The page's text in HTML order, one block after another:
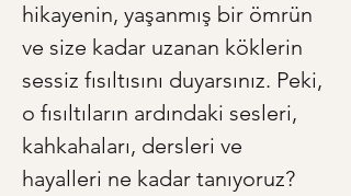
hikayenin, yaşanmış bir ömrün
ve size kadar uzanan köklerin
sessiz fısıltısını duyarsınız. Peki,
o fısıltıların ardındaki sesleri,
kahkahaları, dersleri ve
hayalleri ne kadar tanıyoruz?